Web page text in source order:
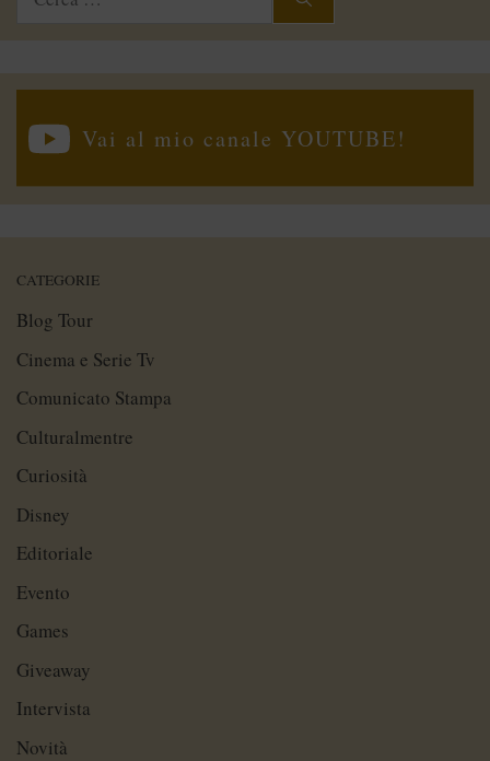
Vai al mio canale YOUTUBE!
CATEGORIE
Blog Tour
Cinema e Serie Tv
Comunicato Stampa
Culturalmentre
Curiosità
Disney
Editoriale
Evento
Games
Giveaway
Intervista
Novità